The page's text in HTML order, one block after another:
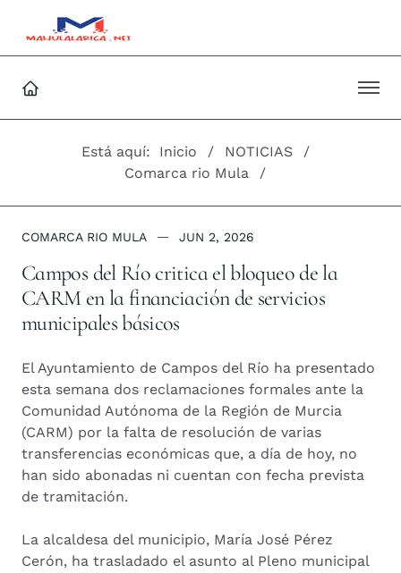
Está aquí: Inicio
NOTICIAS
Comarca rio Mula
COMARCA RIO MULA JUN 2, 2026
Campos del Río critica el bloqueo de la
CARM en la financiación de servicios
municipales básicos
El Ayuntamiento de Campos del Río ha presentado
esta semana dos reclamaciones formales ante la
Comunidad Autónoma de la Región de Murcia
(CARM) por la falta de resolución de varias
transferencias económicas que, a día de hoy, no
han sido abonadas ni cuentan con fecha prevista
de tramitación.
La alcaldesa del municipio, María José Pérez
Cerón, ha trasladado el asunto al Pleno municipal